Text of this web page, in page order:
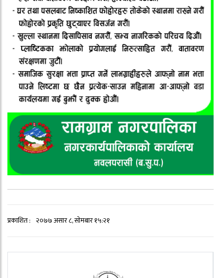
प्रकाशित : २०७७ असार ८, सोमबार १५:२१